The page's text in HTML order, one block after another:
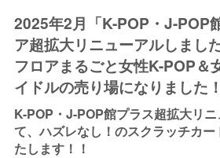
2025年2月「K-POP・J-POP
ア超拡大リニューアルしまし
フロアまるごと女性K-POP＆
イドルの売り場になりました
K-POP・J-POP館プラス超拡大リ
て、ハズレなし！のスクラッチカ
たします！！